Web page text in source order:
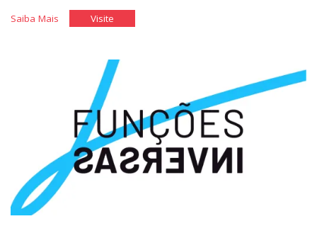
Saiba Mais"Biblioteca
Visite"Biblioteca